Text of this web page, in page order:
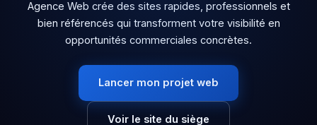
Agence Web crée des sites rapides, professionnels et
bien référencés qui transforment votre visibilité en
opportunités commerciales concrètes.
Lancer mon projet web
Voir le site du siège